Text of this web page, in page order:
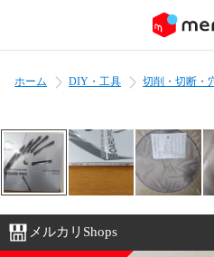
ホーム DIY・工具 切削・切断・
メルカリShops